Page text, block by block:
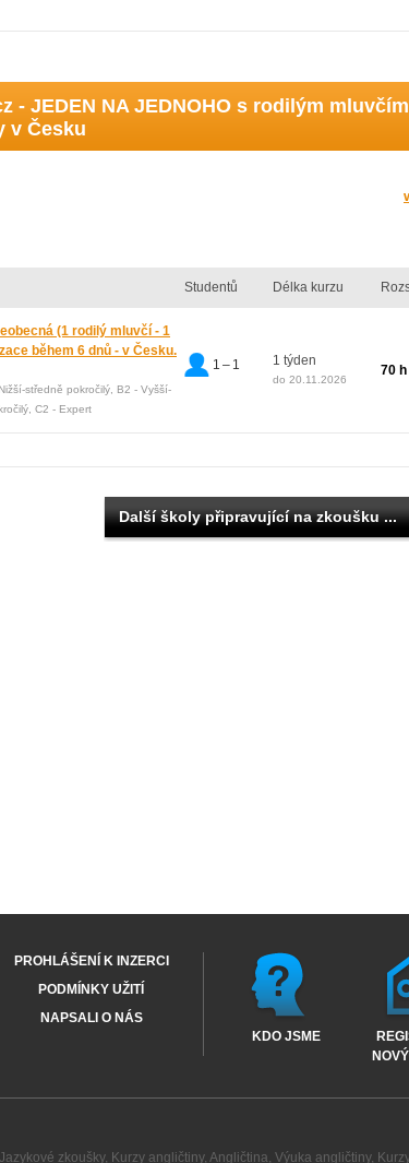
- JEDEN NA JEDNOHO s rodilým
v Česku
Studentů Délka kurzu
(1 rodilý mluvčí - 1
během 6 dnů - v Česku.
středně pokročilý, B2 - Vyšší-
C2 - Expert
1 – 1 1 týden
do 20.11.2026
70 h
Další školy připravující na zkoušku ...
PROHLÁŠENÍ K INZERCI
PODMÍNKY UŽITÍ
NAPSALI O NÁS
KDO JSME
Jazykové zkoušky, Kurzy angličtiny, Angličtina, Výuka angličtiny,